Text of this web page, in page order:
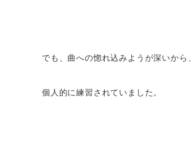
でも、曲への惚れ込みようが深いから、
個人的に練習されていました。